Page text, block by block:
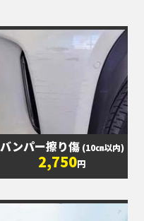
バンパー擦り傷 (10㎝以内)
2,750円